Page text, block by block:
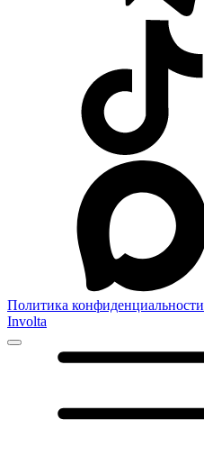
Политика конфиденциальности
Involta